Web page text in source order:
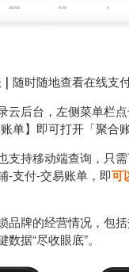
随时随地查看在线支
云后台，左侧菜单栏
单】即可打开「聚合
支持移动端查询，只
-支付-交易账单，即可
品牌的经营情况，包
据“尽收眼底”。